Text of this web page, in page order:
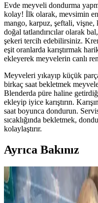
Evde meyveli dondurma
kolay! İlk olarak, mevsimin
mango, karpuz, şeftali, vişne,
doğal tatlandırıcılar olarak
şekeri tercih edebilirsiniz.
eşit oranlarda karıştırmak
ekleyerek meyvelerin canlı
Meyveleri yıkayıp küçük
birkaç saat bekletmek
Blenderda püre haline
ekleyip iyice karıştırın.
saat boyunca dondurun.
sıcaklığında bekletmek,
kolaylaştırır.
Ayrıca Bakınız
Dondurmada Graham
Sağlayan Teknikler ve